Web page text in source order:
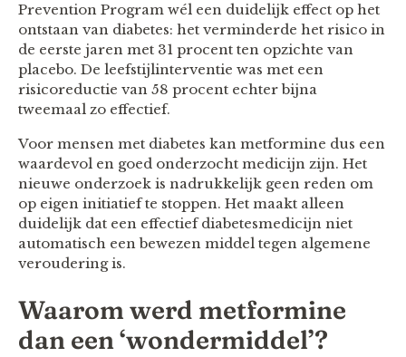
Prevention Program wél een duidelijk effect op het
ontstaan van diabetes: het verminderde het risico in
de eerste jaren met 31 procent ten opzichte van
placebo. De leefstijlinterventie was met een
risicoreductie van 58 procent echter bijna
tweemaal zo effectief.
Voor mensen met diabetes kan metformine dus een
waardevol en goed onderzocht medicijn zijn. Het
nieuwe onderzoek is nadrukkelijk geen reden om
op eigen initiatief te stoppen. Het maakt alleen
duidelijk dat een effectief diabetesmedicijn niet
automatisch een bewezen middel tegen algemene
veroudering is.
Waarom werd metformine
dan een ‘wondermiddel’?